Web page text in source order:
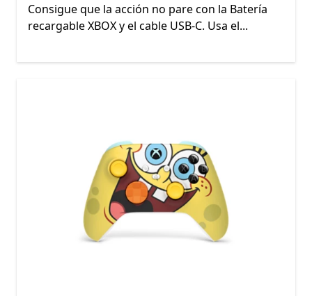
Consigue que la acción no pare con la Batería
recargable XBOX y el cable USB-C. Usa el...